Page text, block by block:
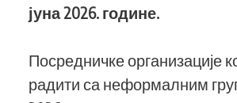
јуна 2026. године.
Посредничке организације
радити са неформалним